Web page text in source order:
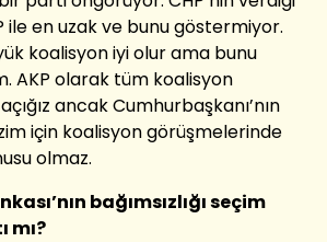
ile en uzak ve bunu göstermiyor.
koalisyon iyi olur ama bunu
AKP olarak tüm koalisyon
ancak Cumhurbaşkanı’nın
için koalisyon görüşmelerinde
olmaz.
bağımsızlığı seçim
mı?